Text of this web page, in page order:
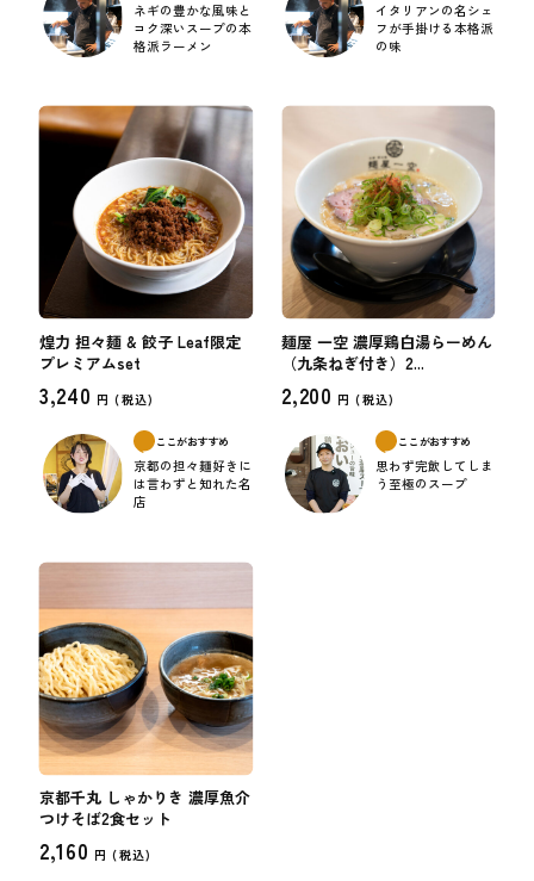
ネギの豊かな風味と
コク深いスープの本
格派ラーメン
イタリアンの名シェ
フが手掛ける本格派
の味
煌力 担々麺 & 餃子 Leaf限定
プレミアムset
3,240 円 (税込)
ここがおすすめ
京都の担々麺好きに
は言わずと知れた名
店
麺屋 一空 濃厚鶏白湯らーめん
（九条ねぎ付き）2...
2,200 円 (税込)
ここがおすすめ
思わず完飲してしま
う至極のスープ
京都千丸 しゃかりき 濃厚魚介
つけそば2食セット
2,160 円 (税込)